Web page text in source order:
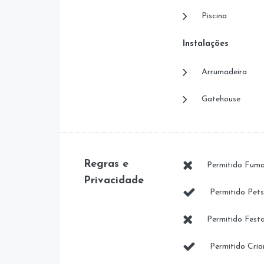
Piscina
Instalações
Arrumadeira
Gatehouse
Regras e
Privacidade
Permitido
Permitido
Permitido
Permitido